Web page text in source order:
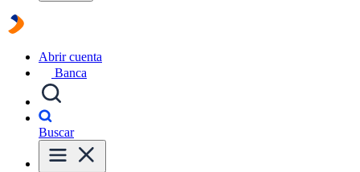
Abrir cuenta
Banca
Buscar